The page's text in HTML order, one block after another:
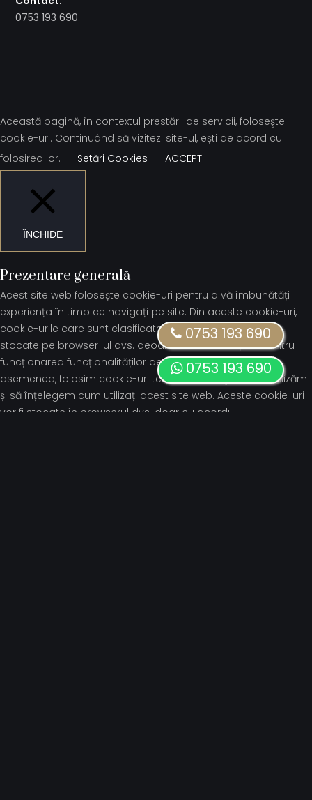
0753 193 690
0753 193 690
0753 193 690
Această pagină, în contextul prestării de servicii, foloseşte
cookie-uri. Continuând să vizitezi site-ul, ești de acord cu
folosirea lor.
Setări Cookies ACCEPT
ÎNCHIDE
Prezentare generală
Acest site web folosește cookie-uri pentru a vă îmbunătăți
experiența în timp ce navigați pe site. Din aceste cookie-uri,
cookie-urile care sunt clasificate ca fiind necesare sunt
stocate pe browser-ul dvs. deoarece sunt esențiale pentru
funcționarea funcționalităților de bază ale site-ului. De
asemenea, folosim cookie-uri terțe care ne ajută să analizăm
și să înțelegem cum utilizați acest site web. Aceste cookie-uri
vor fi stocate în browserul dvs. doar cu acordul